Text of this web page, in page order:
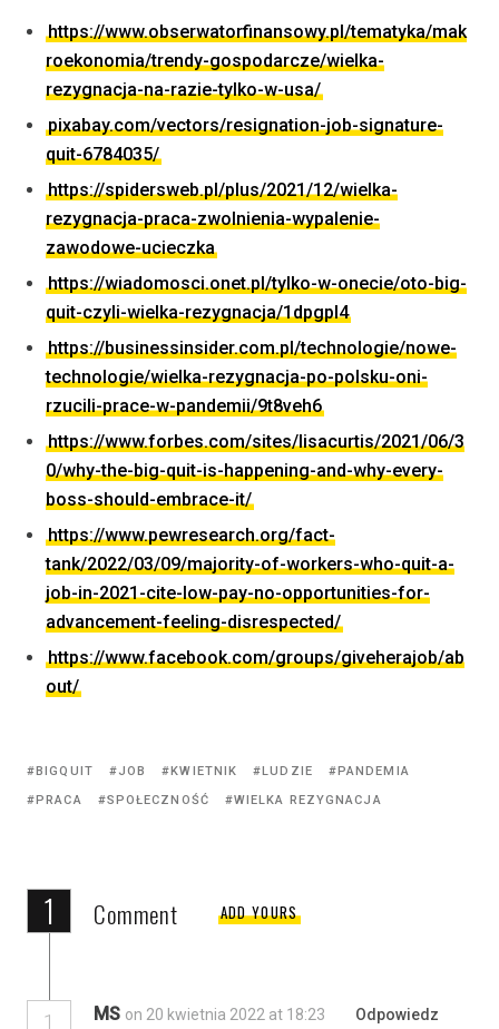
https://www.obserwatorfinansowy.pl/tematyka/mak
roekonomia/trendy-gospodarcze/wielka-
rezygnacja-na-razie-tylko-w-usa/
pixabay.com/vectors/resignation-job-signature-
quit-6784035/
https://spidersweb.pl/plus/2021/12/wielka-
rezygnacja-praca-zwolnienia-wypalenie-
zawodowe-ucieczka
https://wiadomosci.onet.pl/tylko-w-onecie/oto-big-
quit-czyli-wielka-rezygnacja/1dpgpl4
https://businessinsider.com.pl/technologie/nowe-
technologie/wielka-rezygnacja-po-polsku-oni-
rzucili-prace-w-pandemii/9t8veh6
https://www.forbes.com/sites/lisacurtis/2021/06/3
0/why-the-big-quit-is-happening-and-why-every-
boss-should-embrace-it/
https://www.pewresearch.org/fact-
tank/2022/03/09/majority-of-workers-who-quit-a-
job-in-2021-cite-low-pay-no-opportunities-for-
advancement-feeling-disrespected/
https://www.facebook.com/groups/giveherajob/ab
out/
BIGQUIT JOB KWIETNIK LUDZIE
PANDEMIA
PRACA
SPOŁECZNOŚĆ WIELKA REZYGNACJA
1 Comment ADD YOURS
1 MS on 20 kwietnia 2022 at 18:23 Odpowiedz